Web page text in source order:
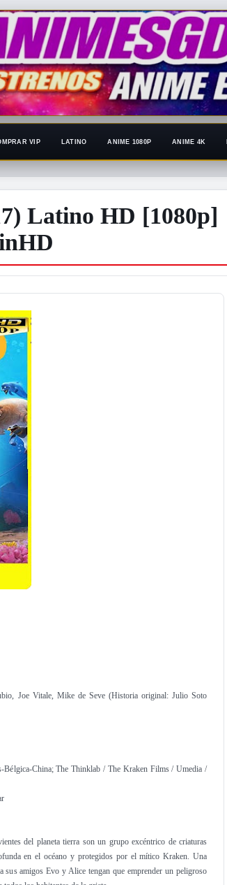
VIP LATINO ANIME 1080P ANIME 4K
Latino HD [1080p]
Joe Vitale, Mike de Seve (Historia original: Julio Soto
Bélgica-China; The Thinklab / The Kraken Films / Umedia /
del planeta tierra son un grupo excéntrico de criaturas
en el océano y protegidos por el mítico Kraken. Una
sus amigos Evo y Alice tengan que emprender un peligroso